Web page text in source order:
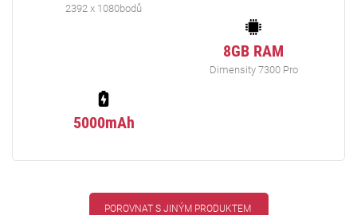
2392 x 1080bodů
8GB RAM
Dimensity 7300 Pro
5000mAh
POROVNAT S JINÝM PRODUKTEM